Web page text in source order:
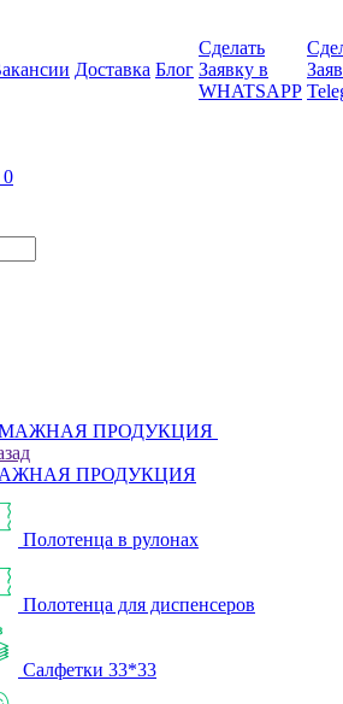
Доставка Блог
Сделать
Заявку в
WHATSAPP
0
ПРОДУКЦИЯ
ПРОДУКЦИЯ
Полотенца в рулонах
Полотенца для диспенсеров
Салфетки 33*33